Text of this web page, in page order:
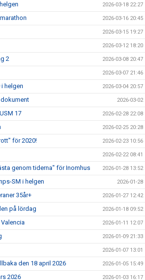
2026-03-18 22:27
2026-03-16 20:45
2026-03-15 19:27
2026-03-12 18:20
2 2026-03-08 20:47
2026-03-07 21:46
helgen 2026-03-04 20:57
2026-03-02
17 2026-02-28 22:08
2026-02-25 20:28
för 2020! 2026-02-23 10:56
2026-02-22 08:41
genom tiderna" för Inomhus 2026-01-28 13:52
SM i helgen 2026-01-28
35år+ 2026-01-27 12:42
på lördag 2026-01-18 09:52
2026-01-11 12:07
2026-01-09 21:33
2026-01-07 13:01
den 18 april 2026 2026-01-05 15:49
2026 2026-01-03 16:17